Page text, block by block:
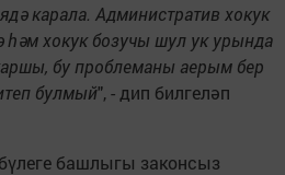
карала. Административ хокук
һәм хокук бозучы шул ук урында
бу проблеманы аерым бер
булмый", - дип билгеләп
башлыгы законсыз